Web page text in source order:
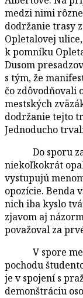
medzi nimi
dodržanie trasy
Opletalovej
k pomníku
Dusom
s tým, že
čo zdôvodňovali
mestských
dodržanie tejto
Jednoducho
Do sporu
niekoľkokrát
vystupujú
opozície. Benda
nich iba kyslo
zjavom aj
považoval za
V spore
pochodu
je v spojení s
demonštráciu